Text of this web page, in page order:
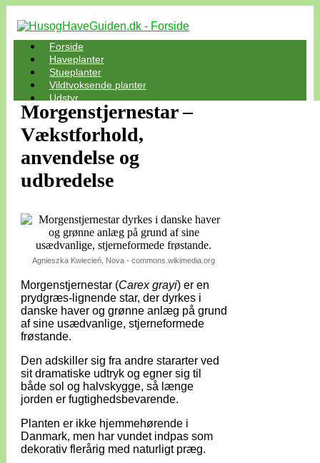
Forside
Haveplanter
Stueplanter
Vildtvoksende planter
Udstyr
Morgenstjernestar –
Vækstforhold,
anvendelse og
udbredelse
Agnieszka Kwiecień, Nova - commons.wikimedia.org
Morgenstjernestar (Carex grayi) er en
prydgræs-lignende star, der dyrkes i
danske haver og grønne anlæg på grund
af sine usædvanlige, stjerneformede
frøstande.
Den adskiller sig fra andre stararter ved
sit dramatiske udtryk og egner sig til
både sol og halvskygge, så længe
jorden er fugtighedsbevarende.
Planten er ikke hjemmehørende i
Danmark, men har vundet indpas som
dekorativ flerårig med naturligt præg.